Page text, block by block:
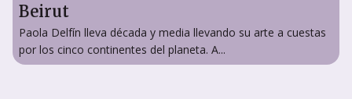
Beirut
Paola Delfín lleva década y media llevando su arte a cuestas
por los cinco continentes del planeta. A...